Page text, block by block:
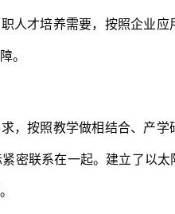
人才培养需要，按照企业
。
，按照教学做相结合、产
密联系在一起。建立了以